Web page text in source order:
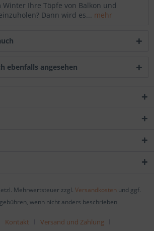
Winter Ihre Töpfe von Balkon und
Dann wird es... mehr
ebenfalls angesehen
Mehrwertsteuer zzgl. Versandkosten und ggf.
wenn nicht anders beschrieben
Kontakt Versand und Zahlung